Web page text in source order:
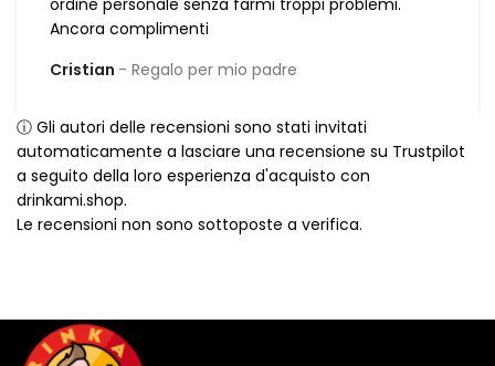
Ancora complimenti
Cristian
Regalo per mio padre
ⓘ Gli autori delle recensioni sono stati invitati
automaticamente a lasciare una recensione su Trustpilot
a seguito della loro esperienza d'acquisto con
drinkami.shop.
Le recensioni non sono sottoposte a verifica.